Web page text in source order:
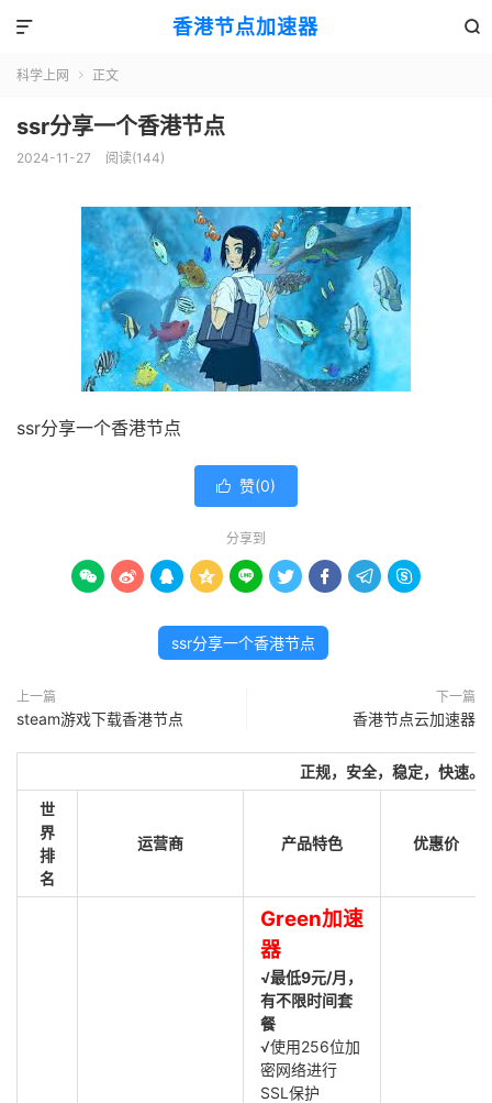
香港节点加速器 

科学上网  正文
ssr分享一个香港节点
2024-11-27 阅读(144)
ssr分享一个香港节点
 赞(0)
分享到
        
ssr分享一个香港节点
上一篇
steam游戏下载香港节点
下一篇
香港节点云加速器
正规，安全，稳定，快速。
世
界
排
名
运营商 产品特色 优惠价
Green加速
器
√最低9元/月，
有不限时间套
餐
√使用256位加
密网络进行
SSL保护